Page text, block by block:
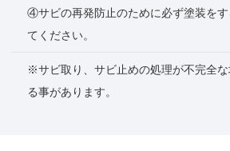
④サビの再発防止のために必ず塗装をす
てください。
※サビ取り、サビ止めの処理が不完全
る事があります。